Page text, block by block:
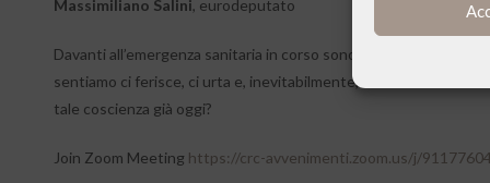
Massimiliano Salini, eurodeputato
Davanti all’emergenza sanitaria in corso sono molti i sentimenti
sentiamo ci ferisce, ci urta e, inevitabilmente, ci chiama ad una
tale coscienza già oggi?
Join Zoom Meeting https://crc-avvenimenti.zoom.us/j/